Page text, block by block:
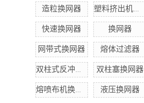
造粒换网器 塑料挤出机换网器
快速换网器 换网器
网带式换网器 熔体过滤器
双柱式反冲洗换网器 双柱塞换网器
熔喷布机换网器 液压换网器